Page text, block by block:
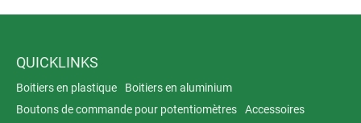
QUICKLINKS
Boitiers en plastique
Boitiers en aluminium
Boutons de commande pour potentiomètres
Accessoires